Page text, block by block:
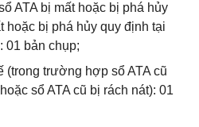
ATA bị mất hoặc bị phá hủy
bị phá hủy quy định tại
01 bản chụp;
(trong trường hợp sổ ATA cũ
sổ ATA cũ bị rách nát): 01